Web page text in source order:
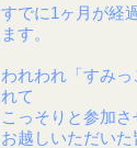
すでに1ヶ月が経
ます。
われわれ「すみ
れて
こっそりと参加さ
お越しいただい